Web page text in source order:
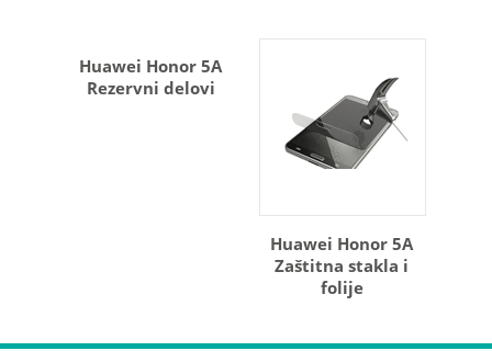
Huawei Honor 5A
Rezervni delovi
Huawei Honor 5A
Zaštitna stakla i
folije